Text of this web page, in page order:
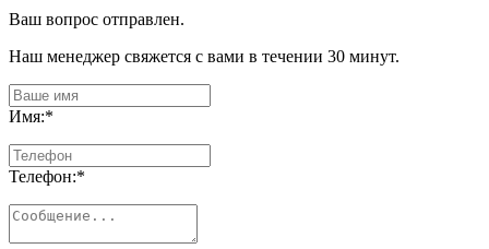
Ваш вопрос отправлен.
Наш менеджер свяжется с вами в течении 30 минут.
Имя:*
Телефон:*